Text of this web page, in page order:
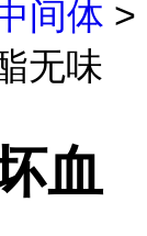
间体 >
无味
血